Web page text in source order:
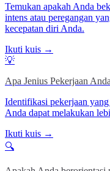
Temukan apakah Anda
intens atau peregangan
kecepatan diri Anda.
Ikuti kuis →
💡
Apa Jenius Pekerjaan
Identifikasi pekerjaan
Anda dapat melakukan
Ikuti kuis →
🔍